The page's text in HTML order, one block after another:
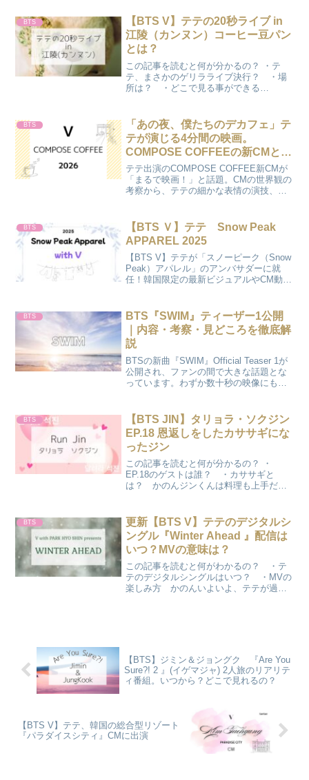
BTS
【BTS V】テテの20秒ライブ in
江陵（カンヌン）コーヒー豆パン
とは？
この記事を読むと何が分かるの？ ・テ
テ、まさかのゲリラライブ決行？ ・場
所は？ ・どこで見る事ができる
をするなんて考えてもいなかったから、
知った時は本当にビックリ！COC...
BTS
「あの夜、僕たちのデカフェ」テ
テが演じる4分間の映画。
COMPOSE COFFEEの新CMとメ
イキング（随時更新）
テテ出演のCOMPOSE COFFEE新CMが
「まるで映画！」と話題。CMの世界観の
考察から、テテの細かな表情の演技、
魅力を深掘り！
BTS
【BTS Ｖ】テテ Snow Peak
APPAREL 2025
【BTS V】テテが「スノーピーク（Snow
Peak）アパレル」のアンバサダーに就
任！韓国限定の最新ビジュアルやCM動画
今知りたい情報を「かのさぽ」が徹底レ
ポートします♪
BTS
BTS『SWIM』ティーザー1公開
｜内容・考察・見どころを徹底解
説
BTSの新曲『SWIM』Official Teaser 1が
公開され、ファンの間で大きな話題とな
っています。わずか数十秒の映像にもか
は、BTS『SWIM』ティーザー1の...
BTS
【BTS JIN】タリョラ・ソクジン
EP.18 恩返しをしたカササギにな
ったジン
この記事を読むと何が分かるの？ ・
EP.18のゲストは誰？ ・カササギと
は？ かのんジンくんは料理も上手だよ
ん♪ホン・ジンギョンさんとは？ホン・ジ
ンギョ...
BTS
更新【BTS V】テテのデジタルシ
ングル『Winter Ahead 』配信は
いつ？MVの意味は？
この記事を読むと何がわかるの？ ・テ
テのデジタルシングルはいつ？ ・MVの
楽しみ方 かのんいよいよ、テテが過去
【BTS】ジミン＆ジョングク 『Are You
Sure?! 2 』(イゲマジャ) 2人旅のリアリテ
ィ番組。いつから？どこで見れるの？
【BTS V】テテ、韓国の総合型リゾート
『パラダイスシティ』CMに出演